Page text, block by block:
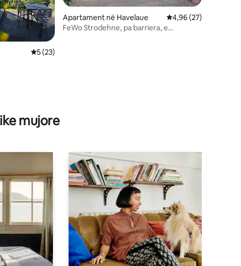
Vlerësimi mesatar 5 nga 5, 23 vlerësime
5 (23)
Apartament në Havelaue Vlerësimi mesatar
4,96 (27)
FeWo Strodehne, pa barriera, e
mujore